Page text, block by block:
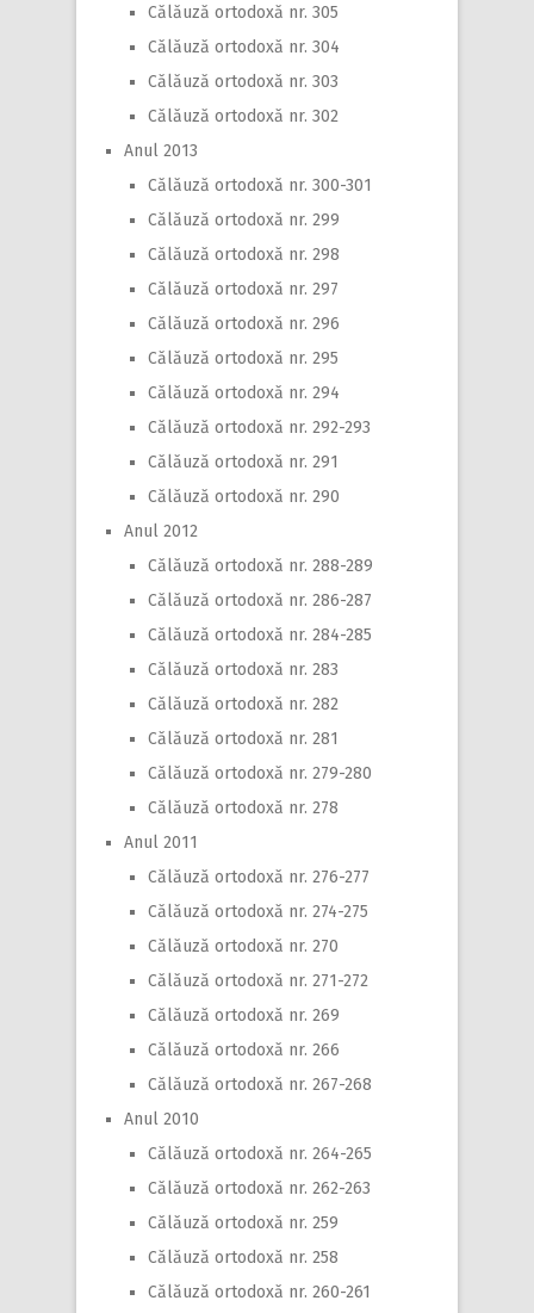
Călăuză ortodoxă nr. 305
Călăuză ortodoxă nr. 304
Călăuză ortodoxă nr. 303
Călăuză ortodoxă nr. 302
Anul 2013
Călăuză ortodoxă nr. 300-301
Călăuză ortodoxă nr. 299
Călăuză ortodoxă nr. 298
Călăuză ortodoxă nr. 297
Călăuză ortodoxă nr. 296
Călăuză ortodoxă nr. 295
Călăuză ortodoxă nr. 294
Călăuză ortodoxă nr. 292-293
Călăuză ortodoxă nr. 291
Călăuză ortodoxă nr. 290
Anul 2012
Călăuză ortodoxă nr. 288-289
Călăuză ortodoxă nr. 286-287
Călăuză ortodoxă nr. 284-285
Călăuză ortodoxă nr. 283
Călăuză ortodoxă nr. 282
Călăuză ortodoxă nr. 281
Călăuză ortodoxă nr. 279-280
Călăuză ortodoxă nr. 278
Anul 2011
Călăuză ortodoxă nr. 276-277
Călăuză ortodoxă nr. 274-275
Călăuză ortodoxă nr. 270
Călăuză ortodoxă nr. 271-272
Călăuză ortodoxă nr. 269
Călăuză ortodoxă nr. 266
Călăuză ortodoxă nr. 267-268
Anul 2010
Călăuză ortodoxă nr. 264-265
Călăuză ortodoxă nr. 262-263
Călăuză ortodoxă nr. 259
Călăuză ortodoxă nr. 258
Călăuză ortodoxă nr. 260-261